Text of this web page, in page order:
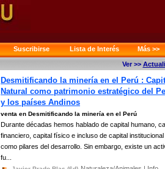
Suscribirse Lista de Interés
Más >>
Ver >>
Desmitificando la minería en el Perú :
Natural como patrimonio estratégico del
y los países Andinos
venta en Desmitificando la minería en el Perú
Durante décadas hemos hablado de capital humano,
financiero, capital físico e incluso de capital institucional
como pilares del desarrollo. Sin embargo, existe un
fu...